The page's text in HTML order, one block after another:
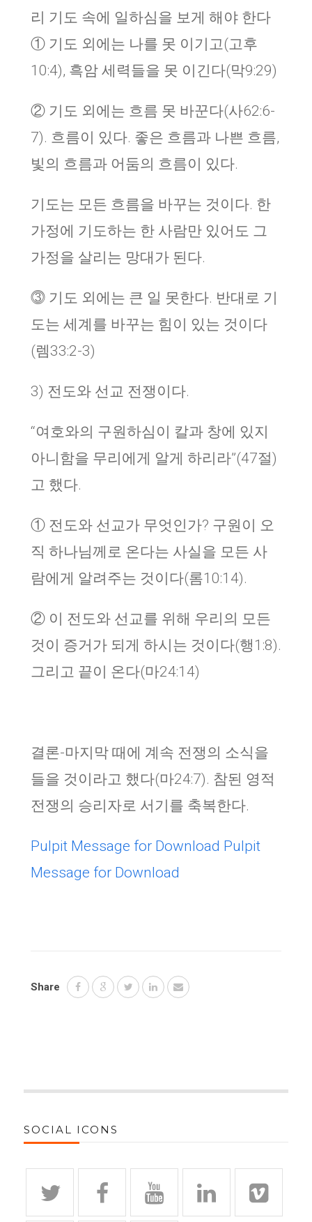
리 기도 속에 일하심을 보게 해야 한다
① 기도 외에는 나를 못 이기고(고후
10:4), 흑암 세력들을 못 이긴다(막9:29)
② 기도 외에는 흐름 못 바꾼다(사62:6-
7). 흐름이 있다. 좋은 흐름과 나쁜 흐름,
빛의 흐름과 어둠의 흐름이 있다.
기도는 모든 흐름을 바꾸는 것이다. 한
가정에 기도하는 한 사람만 있어도 그
가정을 살리는 망대가 된다.
⓷ 기도 외에는 큰 일 못한다. 반대로 기
도는 세계를 바꾸는 힘이 있는 것이다
(렘33:2-3)
3) 전도와 선교 전쟁이다.
“여호와의 구원하심이 칼과 창에 있지
아니함을 무리에게 알게 하리라”(47절)
고 했다.
① 전도와 선교가 무엇인가? 구원이 오
직 하나님께로 온다는 사실을 모든 사
람에게 알려주는 것이다(롬10:14).
② 이 전도와 선교를 위해 우리의 모든
것이 증거가 되게 하시는 것이다(행1:8).
그리고 끝이 온다(마24:14)
결론-마지막 때에 계속 전쟁의 소식을
들을 것이라고 했다(마24:7). 참된 영적
전쟁의 승리자로 서기를 축복한다.
Pulpit Message for Download Pulpit
Message for Download
Share
SOCIAL ICONS